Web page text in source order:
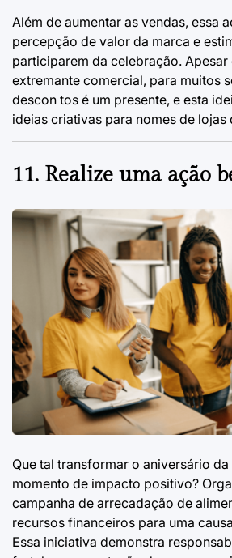
Além de aumentar as vendas, essa
percepção de valor da marca e
participarem da celebração.
extremante comercial, para muitos
descon tos é um presente, e esta
ideias criativas para nomes de lojas
11. Realize uma ação
Que tal transformar o aniversário da
momento de impacto positivo?
campanha de arrecadação de
recursos financeiros para uma
Essa iniciativa demonstra